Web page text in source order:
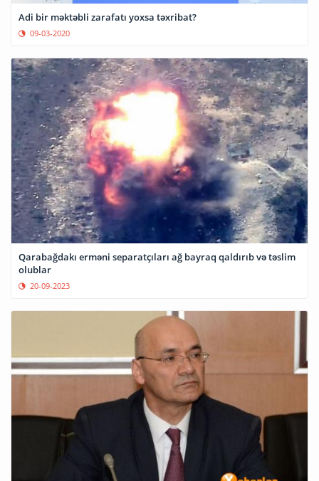
Adi bir məktəbli zarafatı yoxsa təxribat?
09-03-2020
Qarabağdakı erməni separatçıları ağ bayraq qaldırıb və təslim
olublar
20-09-2023